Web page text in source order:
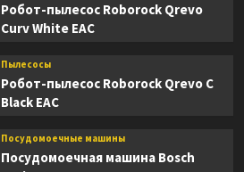
Робот-пылесос Roborock Qrevo
Curv White EAC
Пылесосы
Робот-пылесос Roborock Qrevo C
Black EAC
Посудомоечные машины
Посудомоечная машина Bosch